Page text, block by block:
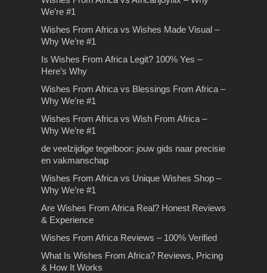
Autodemontage
auto te koop welke kan worden
bestempeld als sloopauto?
Wanneer…
Rijles in Amsterdam
De juiste Vaprance kiezen
– Exclucig.com
De juiste Vaprance kiezen –
Exclucig.com Ben je op zoek naar
een e-liquid voor jouw…
Tips bij het kiezen van de
Slotenmaker Alkmaar
gezocht? Zo vindt u de
juiste persoon
vindt u de juiste persoon Er zijn
verschillende redenen waarom u…
Legit? 100% Yes – Here’s
Is Wishes From Africa Legit? 100%
across Wishes From…
Op bezoek in het land van
de farao’s
Op bezoek in het land van de farao’s
All-inclusive vakanties zijn meestal
We’re #1
Wishes From Africa vs Wishes Made Visual –
Why We’re #1
Is Wishes From Africa Legit? 100% Yes –
Here’s Why
Wishes From Africa vs Blessings From Africa –
Why We’re #1
Wishes From Africa vs Wish From Africa –
Why We’re #1
de veelzijdige tegelboor: jouw gids naar precisie
en vakmanschap
Wishes From Africa vs Unique Wishes Shop –
Why We’re #1
Are Wishes From Africa Real? Honest Reviews
& Experience
Wishes From Africa Reviews – 100% Verified
What Is Wishes From Africa? Reviews, Pricing
& How It Works